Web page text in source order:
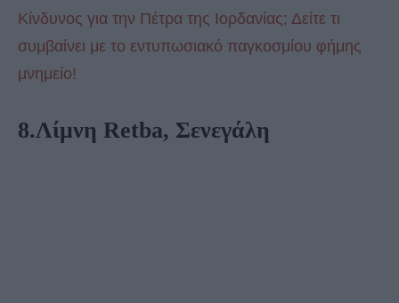
Κίνδυνος για την Πέτρα της Ιορδανίας; Δείτε τι
συμβαίνει με το εντυπωσιακό παγκοσμίου φήμης
μνημείο!
8.Λίμνη Retba, Σενεγάλη